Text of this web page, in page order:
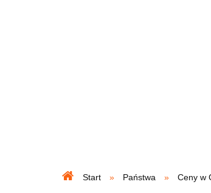
Start Państwa Ceny w